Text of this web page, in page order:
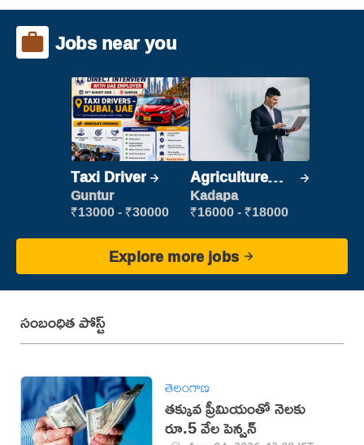
Jobs near you
Taxi Driver
Guntur
₹13000 - ₹30000
Agriculture
Labour
Kadapa
₹16000 - ₹18000
Explore more jobs
సంబంధిత పోస్ట్
తెలంగాణ
తక్కువ ప్రీమియంతో నెలకు
రూ.5 వేల పెన్షన్